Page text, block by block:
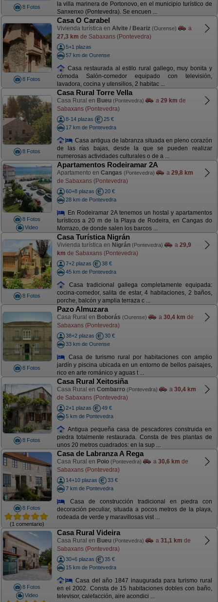
8 Fotos
la villa marinera de Portonovo, en el municipio turístico de
Sanxenxo (Pontevedra). Se encuen ...
8 Fotos
Casa O Carabel
Vivienda turística en Alvite / Beariz (Ourense)
a
27,3 km de Sabaxans (Pontevedra)
5+1 plazas
57 km de Ourense
Casa restaurada al estilo rural gallego, muy bonita y
cómoda Salón-comedor equipado con televisión,
lavadora, cocina y utensilios, 2 habitac ...
8 Fotos
Casa Rural Torre Vella
Casa Rural en Bueu (Pontevedra) a 29 km de
Sabaxans (Pontevedra)
8-14 plazas
25 €
17 km de Pontevedra
Casa antigua de labranza situada en pleno corazón
de las rías bajas, desde la que se pueden realizar
numerosas actividades culturales o de a ...
8 Fotos
Video
Apartamentos Rodeiramar 2A
Apartamento en Cangas (Pontevedra) a 29,8 km
de Sabaxans (Pontevedra)
60+8 plazas
20 €
28 km de Pontevedra
En Rodeiramar 2A tenemos un hostal y apartamentos
turísticos a 20 m de la Playa de Rodeira, en Cangas do
Morrazo, de donde salen los barcos ...
8 Fotos
Casa Turística Nigrán
Vivienda turística en Nigrán (Pontevedra) a 29,9
km de Sabaxans (Pontevedra)
7+2 plazas
38 €
45 km de Pontevedra
Casa tradicional gallega completamente equipada:
cocina-comedor, salita de estar, 4 habitaciones, 2 baños,
porche, balcón y amplia terraza c ...
8 Fotos
Pazo Almuzara
Casa Rural en Boborás (Ourense) a 30,4 km de
Sabaxans (Pontevedra)
38+2 plazas
30 €
33 km de Ourense
Casa de turismo rural por habitaciones con amplio
jardín y piscina ubicada en un entorno de bellos paisajes,
rico en arte románico y aguas t ...
8 Fotos
Casa Rural Xeitosiña
Casa Rural en Combarro (Pontevedra) a 30,4 km
de Sabaxans (Pontevedra)
2+1 plazas
49 €
5 km de Pontevedra
Antigua pequeña casa de pescadores construida en
piedra totalmente restaurada. Consta de tres plantas de
unos 20 metros cuadrados: en la sup ...
8 Fotos
(1 comentario)
Casa de Labranza A Rega
Casa Rural en Poio (Pontevedra) a 30,6 km de
Sabaxans (Pontevedra)
14+10 plazas
33 €
7 km de Pontevedra
Casa de construcción tradicional en piedra con
decoración peculiar, situada a pocos metros de la playa,
rodeada de verde y maravillosas vist ...
8 Fotos
Video
Casa Rural Videira
Casa Rural en Bueu (Pontevedra) a 31,1 km de
Sabaxans (Pontevedra)
30+6 plazas
35 €
15 km de Pontevedra
Casa del año 1847 inaugurada para turismo rural
en el 2002. Consta de 15 habitaciones dobles con baño,
televisor, calefacción, aire acondici ...